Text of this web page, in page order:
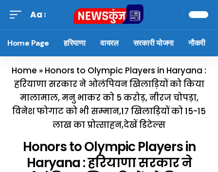
Aa
Home Page हरियाणा वायरल सरकारी योजना नौकरी
Home » Honors to Olympic Players in Haryana :
हरियाणा सरकार ने ओलंपियन खिलाड़ियों को किया
मालामाल, मनु भाकर को 5 करोड़, नीरज चोपड़ा,
विनेश फोगाट को भी सम्मान,17 खिलाड़ियों को 15-15
लाख का प्रोत्साहन,देखें डिटेल्स
Honors to Olympic Players in
Haryana : हरियाणा सरकार ने